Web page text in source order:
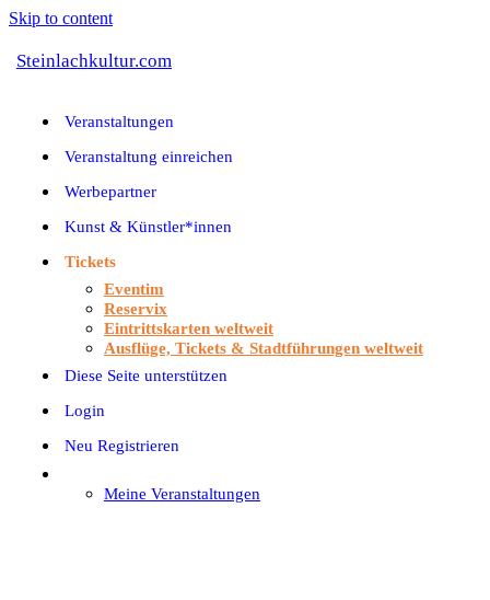
Skip to content
Steinlachkultur.com
Veranstaltungen
Veranstaltung einreichen
Werbepartner
Kunst & Künstler*innen
Tickets
Eventim
Reservix
Eintrittskarten weltweit
Ausflüge, Tickets & Stadtführungen weltweit
Diese Seite unterstützen
Login
Neu Registrieren
Meine Veranstaltungen